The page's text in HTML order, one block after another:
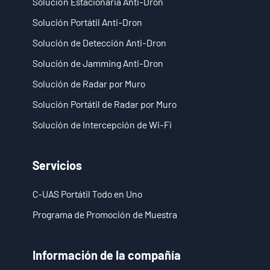
- - ND-SV009 Sistema Portátil de Radar 3D a Través de Paredes
- Sistema de Intercepción de Wi-Fi
- Robot de Seguridad Inteligente
- - ND-IR001 Perro Robótico Inteligente
- - ND-IR002 Robot Contra Incendios Portátil
- - ND-UR002 Vehículo Operado Remotamente
Solución Portátil Anti-Dron
Solución de Detección Anti-Dron
Solución de Jamming Anti-Dron
Solución de Radar por Muro
Solución Portátil de Radar por Muro
Solución de Intercepción de Wi-Fi
Servicios
C-UAS Portátil Todo en Uno
Programa de Promoción de Muestra
Información de la compañía